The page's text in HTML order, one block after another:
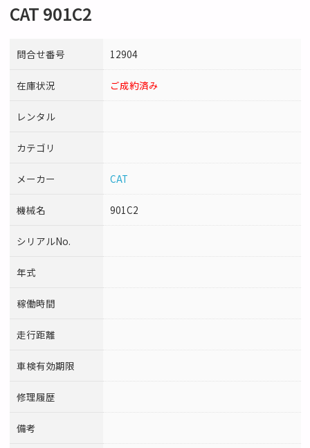
CAT 901C2
問合せ番号 12904
在庫状況 ご成約済み
レンタル
カテゴリ
メーカー CAT
機械名 901C2
シリアルNo.
年式
稼働時間
走行距離
車検有効期限
修理履歴
備考